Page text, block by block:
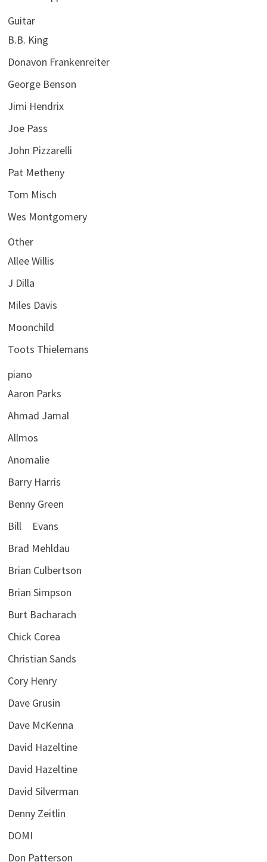
Guitar
B.B. King
Donavon Frankenreiter
George Benson
Jimi Hendrix
Joe Pass
John Pizzarelli
Pat Metheny
Tom Misch
Wes Montgomery
Other
Allee Willis
J Dilla
Miles Davis
Moonchild
Toots Thielemans
piano
Aaron Parks
Ahmad Jamal
Allmos
Anomalie
Barry Harris
Benny Green
Bill Evans
Brad Mehldau
Brian Culbertson
Brian Simpson
Burt Bacharach
Chick Corea
Christian Sands
Cory Henry
Dave Grusin
Dave McKenna
David Hazeltine
David Hazeltine
David Silverman
Denny Zeitlin
DOMI
Don Patterson